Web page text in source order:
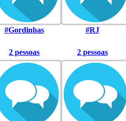
#Gordinhas #RJ
2 pessoas 2 pessoas